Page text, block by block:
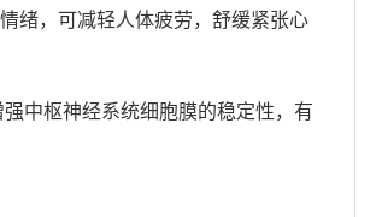
绪，可减轻人体疲劳，舒缓紧张心
中枢神经系统细胞膜的稳定性，有